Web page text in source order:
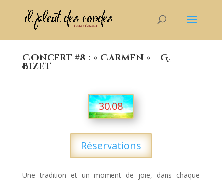
Concert #8 : « Carmen » – G.
Bizet
30.08
Réservations
Une tradition et un moment de joie, dans chaque